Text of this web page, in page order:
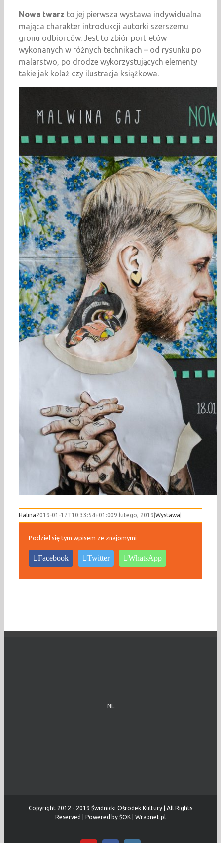
Nowa twarz to jej pierwsza wystawa indywidualna
mająca charakter introdukcji autorki szerszemu
gronu odbiorców. Jest to zbiór portretów
wykonanych w różnych technikach – od rysunku po
malarstwo, po drodze wykorzystujących elementy
takie jak kolaż czy ilustracja książkowa.
Halina2019-01-17T10:33:54+01:009 lutego, 2019 Wystawa
Podziel się tym wpisem ze znajomymi
Facebook Twitter WhatsApp
NL
Copyright 2012 - 2019 Świdnicki Ośrodek Kultury | All Rights
Reserved | Powered by ŚOK Wrapnet.pl